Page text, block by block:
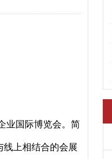
业国际博览会。简
线上相结合的会展